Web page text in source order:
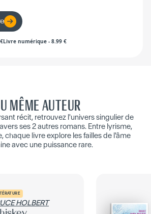
€Livre numérique - 8.99 €
MÊME AUTEUR
récit, retrouvez l'univers singulier de
ses 2 autres romans. Entre lyrisme,
chaque livre explore les failles de l'âme
avec une puissance rare.
HOLBERT